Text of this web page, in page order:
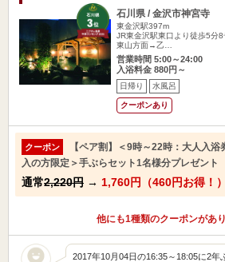
石川県 / 金沢市神宮寺
東金沢駅397m
JR東金沢駅東口より徒歩5分
東山方面→乙…
営業時間 5:00～24:00
入浴料金 880円～
日帰り 水風呂
クーポンあり
クーポン
【ペア割】＜9時～22時：大人入
入の方限定＞手ぶらセット1名様分プレゼント
通常2,220円 → 1,760円（460円お得！）
他にも1種類のクーポンがあ
2017年10月04日の16:35～18:05に2年